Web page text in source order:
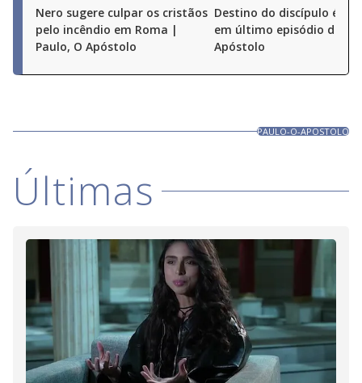
Nero sugere culpar os cristãos
pelo incêndio em Roma |
Paulo, O Apóstolo
Destino do discípulo é
em último episódio de
Apóstolo
PAULO-O-APOSTOLO
Últimas